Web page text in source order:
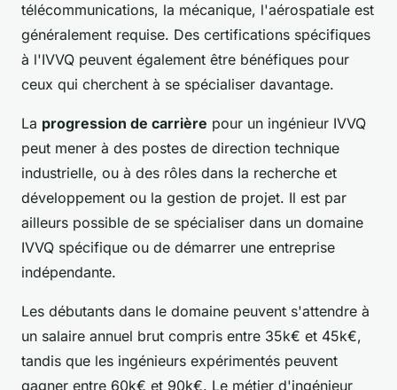
télécommunications, la mécanique, l'aérospatiale est
généralement requise. Des certifications spécifiques
à l'IVVQ peuvent également être bénéfiques pour
ceux qui cherchent à se spécialiser davantage.
La progression de carrière pour un ingénieur IVVQ
peut mener à des postes de direction technique
industrielle, ou à des rôles dans la recherche et
développement ou la gestion de projet. Il est par
ailleurs possible de se spécialiser dans un domaine
IVVQ spécifique ou de démarrer une entreprise
indépendante.
Les débutants dans le domaine peuvent s'attendre à
un salaire annuel brut compris entre 35k€ et 45k€,
tandis que les ingénieurs expérimentés peuvent
gagner entre 60k€ et 90k€. Le métier d'ingénieur